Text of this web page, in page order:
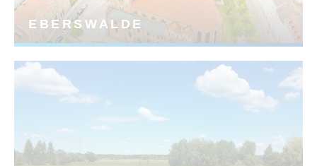
EBERSWALDE